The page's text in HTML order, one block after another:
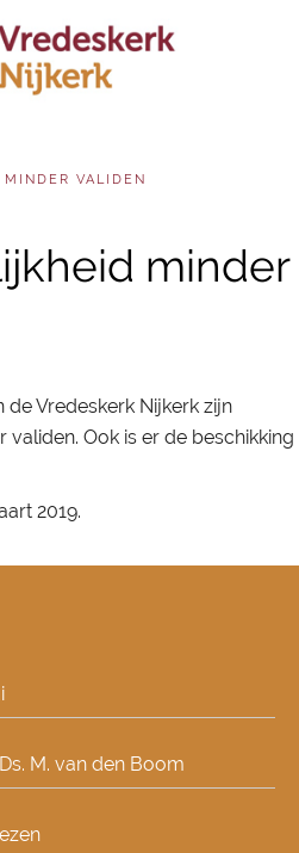
VALIDEN
minder
de Vredeskerk Nijkerk zijn
Ook is er de beschikking
2019.
M. van den Boom